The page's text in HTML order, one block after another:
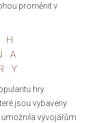
proměnit v
hry.
jsou vybaveny
vývojářům